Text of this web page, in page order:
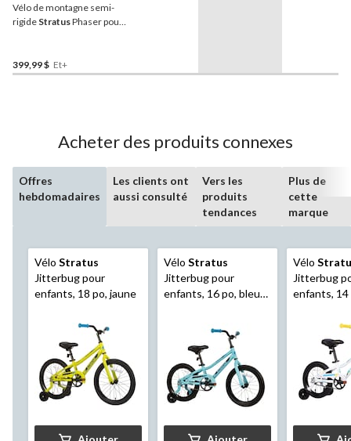
Vélo de montagne semi-
rigide StratusPhaser pour
399,99 $ Et+
Acheter des produits connexes
Offres
hebdomadaires
Les clients ont
aussi consulté
Vers les
produits
tendances
Plus de
cette
marque
Vélo Stratus
Jitterbug pour
enfants, 18 po, jaune
Vélo Stratus
Jitterbug pour
enfants, 16 po, bleu
Vélo
Jitterbug
enfants, 14